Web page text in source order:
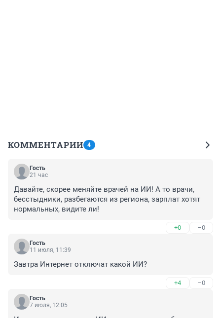
КОММЕНТАРИИ 4
Гость
21 час
Давайте, скорее меняйте врачей на ИИ! А то врачи,
бесстыдники, разбегаются из региона, зарплат хотят
нормальных, видите ли!
+0 –0
Гость
11 июля, 11:39
Завтра Интернет отключат какой ИИ?
+4 –0
Гость
7 июля, 12:05